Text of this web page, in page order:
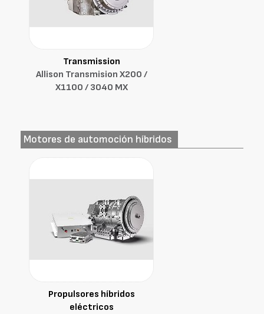
Transmission
Allison Transmision X200 /
X1100 / 3040 MX
Motores de automoción híbridos
Propulsores híbridos
eléctricos